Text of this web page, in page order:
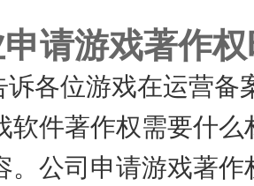
请游戏著作
诉各位游戏在运营
软件著作权需要什
。公司申请游戏著